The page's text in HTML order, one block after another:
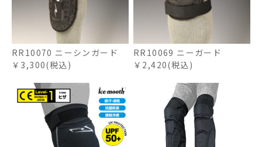
RR10070 ニーシンガード
￥3,300(税込)
RR10069 ニーガード
￥2,420(税込)